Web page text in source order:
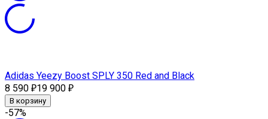
Adidas Yeezy Boost SPLY 350 Red and Black
8 590 ₽19 900 ₽
В корзину
-57%